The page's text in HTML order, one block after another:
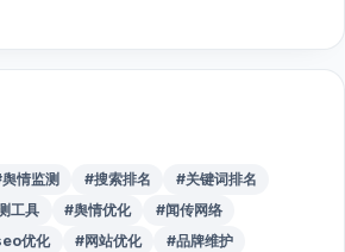
情监测 #搜索排名
#关键词排名
工具 #舆情优化
#闻传网络
优化 #网站优化
#品牌维护